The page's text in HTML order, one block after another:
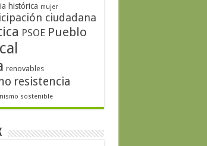
histórica mujer
ciudadana
PSOE Pueblo
renovables
resistencia
sostenible